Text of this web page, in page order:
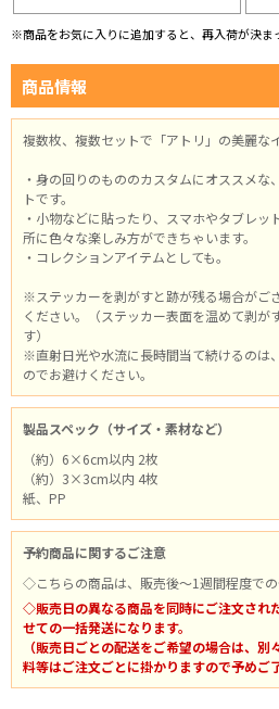
※商品をお気に入りに追加すると、再入荷が決ま
商品情報
複数枚、複数セットで「アトリ」の美麗な
・身の回りのもののカスタムにオススメな
トです。
・小物などに貼ったり、スマホやタブレッ
所に色々な楽しみ方ができちゃいます。
・コレクションアイテムとしても。
※ステッカーを剥がすと跡が残る場合がご
ください。（ステッカー表面を温めて剥が
す）
※直射日光や水流に長時間当て続けるのは
のでお避けください。
製品スペック（サイズ・素材など）
（約）6×6cm以内 2枚
（約）3×3cm以内 4枚
紙、PP
予約商品に関するご注意
◇こちらの商品は、販売後～1週間程度での
◇販売日の異なる商品を同時にご注文され
せての一括発送になります。
（販売日ごとの配送をご希望の場合は、
料等はご注文ごとに掛かりますので予めご